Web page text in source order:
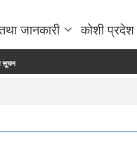
जानकारी कोशी प्रदेश
नापी अधिकृत परिक्षाको अन्तिम नतिजा प्रकाशन